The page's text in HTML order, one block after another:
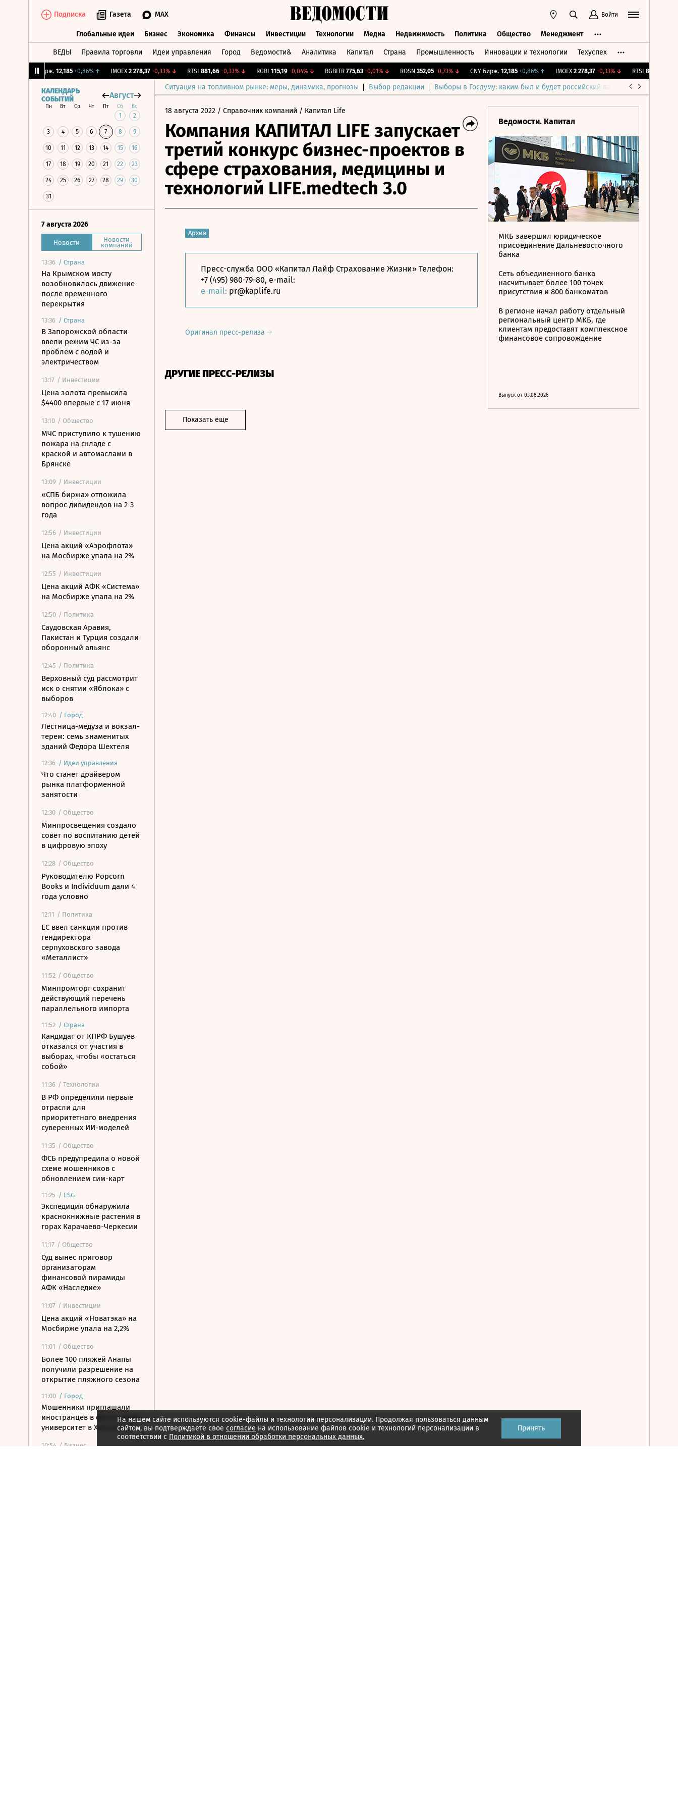
Подписка Газета MAX Войти
Глобальные идеи Бизнес Экономика Финансы Инвестиции Технологии Медиа Недвижимость Политика Общество Менеджмент
ВЕДЫ Правила торговли Идеи управления Город Ведомости& Аналитика Капитал Страна Промышленность Инновации и технологии Техуспех
12,185 +0,86%↑ IMOEX 2 278,37 -0,33%↓ RTSI 881,66 -0,33%↓ RGBI 115,19 -0,04%↓ RGBITR 775,63 -0,01%↓ ROSN 352,05 -0,73%↓ CNY Бирж. 12,185 +0,86%↑ IMOEX 2 278,37 -0,33%↓ RTSI 881,66
Ситуация на топливном рынке: меры, динамика, прогнозы Выбор редакции Выборы в Госдуму: каким был и будет российский парламент
КАЛЕНДАРЬ
СОБЫТИЙ
Август
Пн Вт Ср Чт Пт Сб Вс
1 2
3 4 5 6 7 8 9
10 11 12 13 14 15 16
17 18 19 20 21 22 23
24 25 26 27 28 29 30
31
7 августа 2026
Новости Новости
компаний
13:36 / Страна
На Крымском мосту
возобновилось движение
после временного
перекрытия
13:36 / Страна
В Запорожской области
ввели режим ЧС из-за
проблем с водой и
электричеством
13:17 / Инвестиции
Цена золота превысила
$4400 впервые с 17 июня
13:10 / Общество
МЧС приступило к тушению
пожара на складе с
краской и автомаслами в
Брянске
13:09 / Инвестиции
«СПБ биржа» отложила
вопрос дивидендов на 2-3
года
12:56 / Инвестиции
Цена акций «Аэрофлота»
на Мосбирже упала на 2%
12:55 / Инвестиции
Цена акций АФК «Система»
на Мосбирже упала на 2%
12:50 / Политика
Саудовская Аравия,
Пакистан и Турция создали
оборонный альянс
12:45 / Политика
Верховный суд рассмотрит
иск о снятии «Яблока» с
выборов
12:40 / Город
Лестница-медуза и вокзал-
терем: семь знаменитых
зданий Федора Шехтеля
12:36 / Идеи управления
Что станет драйвером
рынка платформенной
занятости
12:30 / Общество
Минпросвещения создало
совет по воспитанию детей
в цифровую эпоху
12:28 / Общество
Руководителю Popcorn
Books и Individuum дали 4
года условно
12:11 / Политика
ЕС ввел санкции против
гендиректора
серпуховского завода
«Металлист»
11:52 / Общество
Минпромторг сохранит
действующий перечень
параллельного импорта
11:52 / Страна
Кандидат от КПРФ Бушуев
отказался от участия в
выборах, чтобы «остаться
собой»
11:36 / Технологии
В РФ определили первые
отрасли для
приоритетного внедрения
суверенных ИИ-моделей
11:35 / Общество
ФСБ предупредила о новой
схеме мошенников с
обновлением сим-карт
11:25 / ESG
Экспедиция обнаружила
краснокнижные растения в
горах Карачаево-Черкесии
11:17 / Общество
Суд вынес приговор
организаторам
финансовой пирамиды
АФК «Наследие»
11:07 / Инвестиции
Цена акций «Новатэка» на
Мосбирже упала на 2,2%
11:01 / Общество
Более 100 пляжей Анапы
получили разрешение на
открытие пляжного сезона
11:00 / Город
Мошенники приглашали
иностранцев в фальшивый
университет в Хельсинки
10:54 / Бизнес
18 августа 2022 / Справочник компаний / Капитал Life
Компания КАПИТАЛ LIFE запускает
третий конкурс бизнес-проектов в
сфере страхования, медицины и
технологий LIFE.medtech 3.0
Архив
Пресс-служба ООО «Капитал Лайф Страхование Жизни» Телефон:
+7 (495) 980-79-80, e-mail:
e-mail: pr@kaplife.ru
Оригинал пресс-релиза
ДРУГИЕ ПРЕСС-РЕЛИЗЫ
Показать еще
Ведомости. Капитал
МКБ завершил юридическое
присоединение Дальневосточного
банка
Сеть объединенного банка
насчитывает более 100 точек
присутствия и 800 банкоматов
В регионе начал работу отдельный
региональный центр МКБ, где
клиентам предоставят комплексное
финансовое сопровождение
Выпуск от 03.08.2026
На нашем сайте используются cookie-файлы и технологии персонализации. Продолжая пользоваться данным
сайтом, вы подтверждаете свое согласие на использование файлов cookie и технологий персонализации в
соответствии с Политикой в отношении обработки персональных данных.
Принять